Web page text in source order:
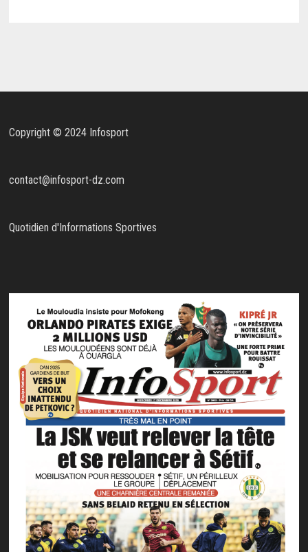
Copyright © 2024 Infosport
contact@infosport-dz.com
Quotidien d'Informations Sportives